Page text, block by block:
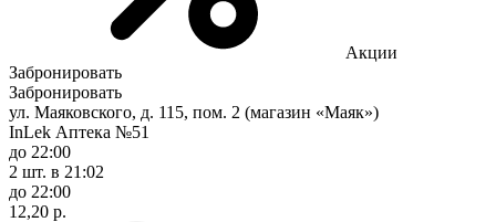
Акции
Забронировать
Забронировать
ул. Маяковского, д. 115, пом. 2 (магазин «Маяк»)
InLek Аптека №51
до 22:00
2 шт. в 21:02
до 22:00
12,20 р.